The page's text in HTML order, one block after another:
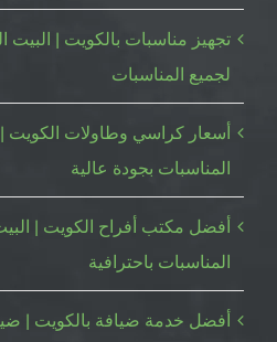
تجهيز مناسبات بالكويت | البيت
لجميع المناسبات
أسعار كراسي وطاولات الكويت |
المناسبات بجودة عالية
أفضل مكتب أفراح الكويت |
المناسبات باحترافية
أفضل خدمة ضيافة بالكويت |